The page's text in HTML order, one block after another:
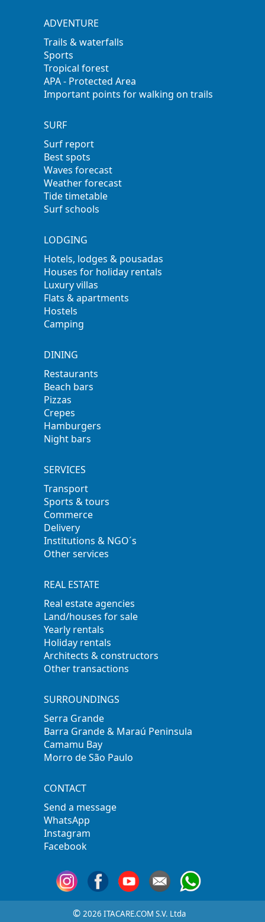
ADVENTURE
Trails & waterfalls
Sports
Tropical forest
APA - Protected Area
Important points for walking on trails
SURF
Surf report
Best spots
Waves forecast
Weather forecast
Tide timetable
Surf schools
LODGING
Hotels, lodges & pousadas
Houses for holiday rentals
Luxury villas
Flats & apartments
Hostels
Camping
DINING
Restaurants
Beach bars
Pizzas
Crepes
Hamburgers
Night bars
SERVICES
Transport
Sports & tours
Commerce
Delivery
Institutions & NGO´s
Other services
REAL ESTATE
Real estate agencies
Land/houses for sale
Yearly rentals
Holiday rentals
Architects & constructors
Other transactions
SURROUNDINGS
Serra Grande
Barra Grande & Maraú Peninsula
Camamu Bay
Morro de São Paulo
CONTACT
Send a message
WhatsApp
Instagram
Facebook
© 2026 ITACARE.COM S.V. Ltda